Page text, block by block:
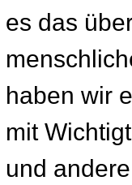
es das
haben wir
mit
und